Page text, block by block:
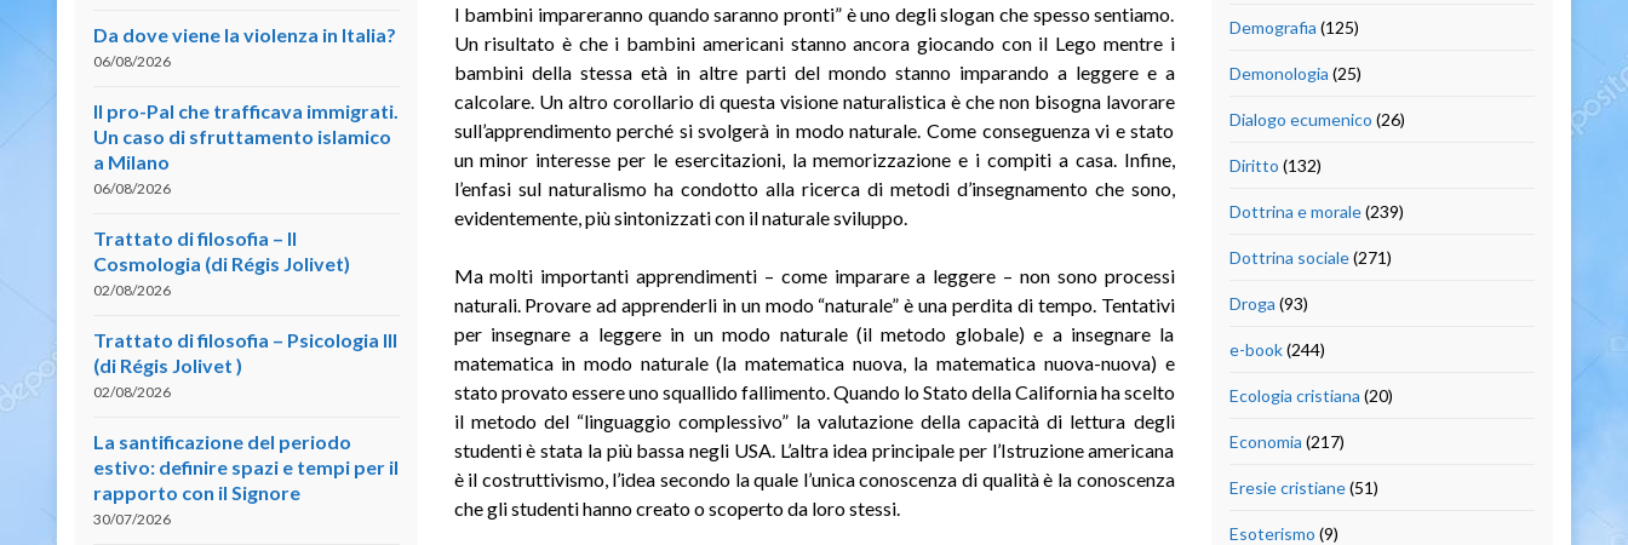
I bambini impareranno quando saranno pronti” è uno degli slogan che spesso sentiamo.
Un risultato è che i bambini americani stanno ancora giocando con il Lego mentre i
bambini della stessa età in altre parti del mondo stanno imparando a leggere e a
calcolare. Un altro corollario di questa visione naturalistica è che non bisogna lavorare
sull’apprendimento perché si svolgerà in modo naturale. Come conseguenza vi e stato
un minor interesse per le esercitazioni, la memorizzazione e i compiti a casa. Infine,
l’enfasi sul naturalismo ha condotto alla ricerca di metodi d’insegnamento che sono,
evidentemente, più sintonizzati con il naturale sviluppo.
Ma molti importanti apprendimenti – come imparare a leggere – non sono processi
naturali. Provare ad apprenderli in un modo “naturale” è una perdita di tempo. Tentativi
per insegnare a leggere in un modo naturale (il metodo globale) e a insegnare la
matematica in modo naturale (la matematica nuova, la matematica nuova-nuova) e
stato provato essere uno squallido fallimento. Quando lo Stato della California ha scelto
il metodo del “linguaggio complessivo” la valutazione della capacità di lettura degli
studenti è stata la più bassa negli USA. L’altra idea principale per l’Istruzione americana
è il costruttivismo, l’idea secondo la quale l’unica conoscenza di qualità è la conoscenza
che gli studenti hanno creato o scoperto da loro stessi.
Da dove viene la violenza in Italia?
06/08/2026
Il pro-Pal che trafficava immigrati.
Un caso di sfruttamento islamico
a Milano
06/08/2026
Trattato di filosofia – II
Cosmologia (di Régis Jolivet)
02/08/2026
Trattato di filosofia – Psicologia III
(di Régis Jolivet )
02/08/2026
La santificazione del periodo
estivo: definire spazi e tempi per il
rapporto con il Signore
30/07/2026
Demografia (125)
Demonologia (25)
Dialogo ecumenico (26)
Diritto (132)
Dottrina e morale(239)
Dottrina sociale(271)
Droga (93)
e-book(244)
Ecologia cristiana (20)
Economia (217)
Eresie cristiane(51)
Esoterismo (9)